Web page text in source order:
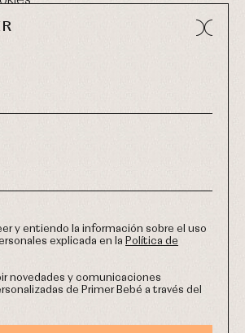
y entiendo la información sobre el uso
explicada en la Política de
novedades y comunicaciones
de Primer Bebé a través del